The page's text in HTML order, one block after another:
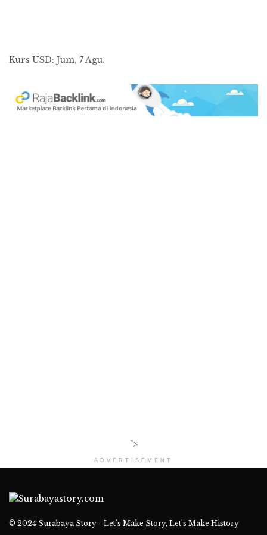
Kurs USD: Jum, 7 Agu.
">
ADVERTISEMENT
© 2024 Surabaya Story - Let's Make Story, Let's Make History